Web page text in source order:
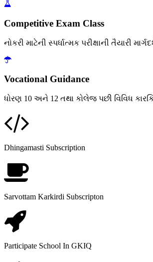
Competitive Exam Class
નોકરી માટેની સ્પર્ધાત્મક પરીક્ષાની તૈયારી
Vocational Guidance
ધોરણ 10 અને 12 તથા કોલેજ પછી વિવિધ
Dhingamasti Subscription
Sarvottam Karkirdi Subscripton
Participate School In GKIQ